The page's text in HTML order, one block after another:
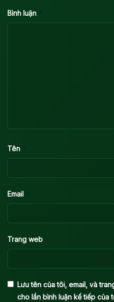
Bình luận
Tên
Email
Trang web
Lưu tên của tôi, email, và
cho lần bình luận kế tiếp của